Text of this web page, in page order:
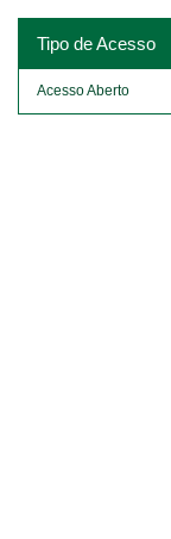
Tipo de Acesso
Acesso Aberto